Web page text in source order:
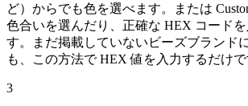
ど）からでも色を選べます。または
色合いを選んだり、正確な HEX コード
す。まだ掲載していないビーズブランド
も、この方法で HEX 値を入力するだけで
3